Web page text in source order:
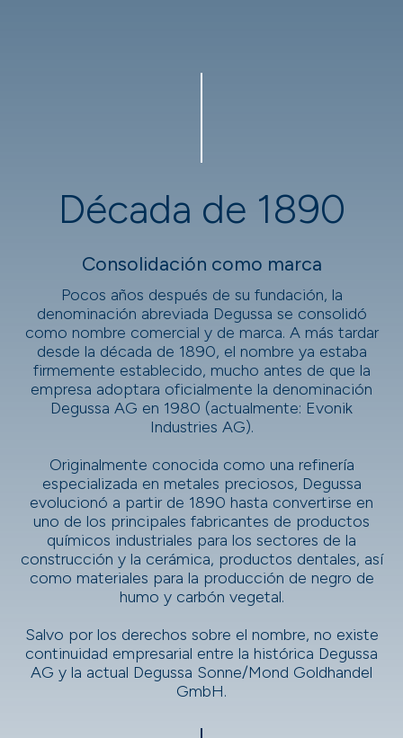
Década de 1890
Consolidación como marca
Pocos años después de su fundación, la
denominación abreviada Degussa se consolidó
como nombre comercial y de marca. A más tardar
desde la década de 1890, el nombre ya estaba
firmemente establecido, mucho antes de que la
empresa adoptara oficialmente la denominación
Degussa AG en 1980 (actualmente: Evonik
Industries AG).
Originalmente conocida como una refinería
especializada en metales preciosos, Degussa
evolucionó a partir de 1890 hasta convertirse en
uno de los principales fabricantes de productos
químicos industriales para los sectores de la
construcción y la cerámica, productos dentales, así
como materiales para la producción de negro de
humo y carbón vegetal.
Salvo por los derechos sobre el nombre, no existe
continuidad empresarial entre la histórica Degussa
AG y la actual Degussa Sonne/Mond Goldhandel
GmbH.​​​​​​​